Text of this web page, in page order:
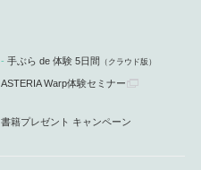
手ぶら de 体験 5日間 （クラウド版）
ASTERIA Warp体験セミナー
書籍プレゼント キャンペーン